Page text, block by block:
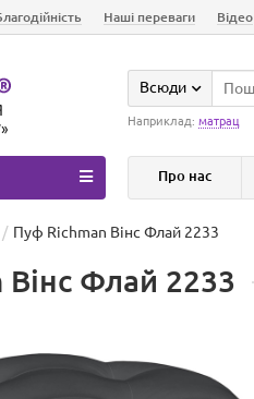
Наші переваги Відео
Всюди
Наприклад: матрац
Про нас
Пуф Richman Вінс Флай 2233
Флай 2233